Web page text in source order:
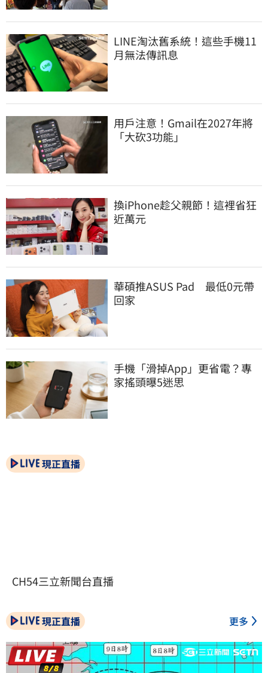
LINE淘汰舊系統！這些手機11
月無法傳訊息
用戶注意！Gmail在2027年將
「大砍3功能」
換iPhone趁父親節！這裡省狂
近萬元
華碩推ASUS Pad　最低0元帶
回家
手機「滑掉App」更省電？專
家搖頭曝5迷思
現正直播
CH54三立新聞台直播
現正直播 更多